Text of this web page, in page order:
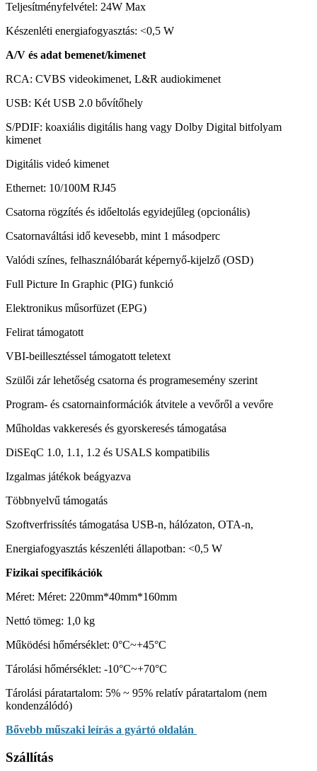
Teljesítményfelvétel: 24W Max
Készenléti energiafogyasztás: <0,5 W
A/V és adat bemenet/kimenet
RCA: CVBS videokimenet, L&R audiokimenet
USB: Két USB 2.0 bővítőhely
S/PDIF: koaxiális digitális hang vagy Dolby Digital bitfolyam
kimenet
Digitális videó kimenet
Ethernet: 10/100M RJ45
Csatorna rögzítés és időeltolás egyidejűleg (opcionális)
Csatornaváltási idő kevesebb, mint 1 másodperc
Valódi színes, felhasználóbarát képernyő-kijelző (OSD)
Full Picture In Graphic (PIG) ​​funkció
Elektronikus műsorfüzet (EPG)
Felirat támogatott
VBI-beillesztéssel támogatott teletext
Szülői zár lehetőség csatorna és programesemény szerint
Program- és csatornainformációk átvitele a vevőről a vevőre
Műholdas vakkeresés és gyorskeresés támogatása
DiSEqC 1.0, 1.1, 1.2 és USALS kompatibilis
Izgalmas játékok beágyazva
Többnyelvű támogatás
Szoftverfrissítés támogatása USB-n, hálózaton, OTA-n,
Energiafogyasztás készenléti állapotban: <0,5 W
Fizikai specifikációk
Méret: Méret: 220mm*40mm*160mm
Nettó tömeg: 1,0 kg
Működési hőmérséklet: 0°C~+45°C
Tárolási hőmérséklet: -10°C~+70°C
Tárolási páratartalom: 5% ~ 95% relatív páratartalom (nem
kondenzálódó)
Bővebb műszaki leírás a gyártó oldalán
Szállítás